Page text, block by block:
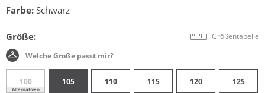
Farbe: Schwarz
Größe: Größentabelle
Welche Größe passt mir?
100
Alternativen
105 110 115 120 125